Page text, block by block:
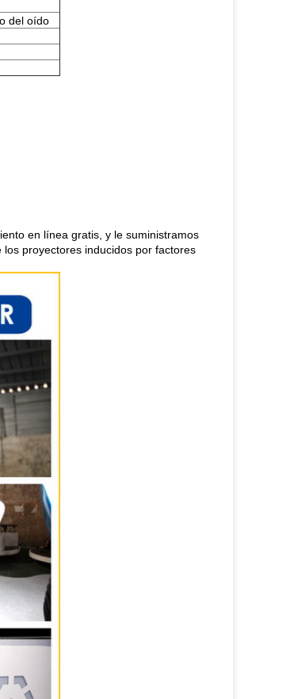
del oído
en línea gratis, y le suministramos
proyectores inducidos por factores